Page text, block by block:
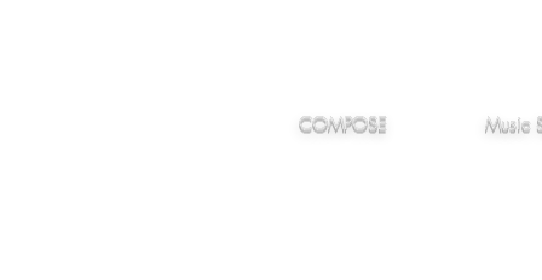
COMPOSE Music